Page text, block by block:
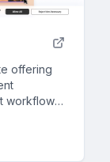
offering
workflow